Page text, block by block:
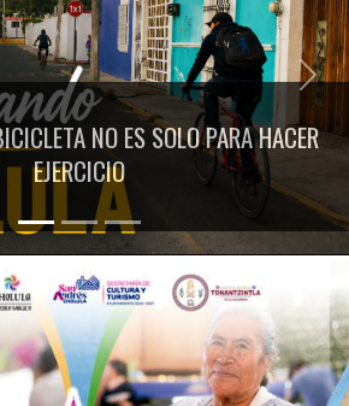
NO ES SOLO PARA HACER
EJERCICIO
Next